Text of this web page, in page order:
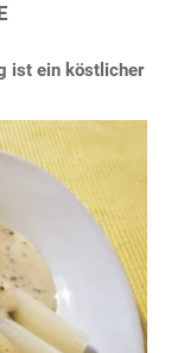
ist ein köstlicher